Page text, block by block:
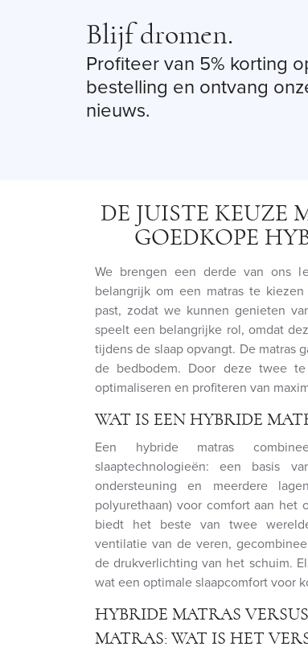
Blijf dromen.
Profiteer van 5% korting
bestelling en ontvang
nieuws.
DE JUISTE KEUZE
GOEDKOPE
We brengen een derde van ons
belangrijk om een matras te
past, zodat we kunnen genieten
speelt een belangrijke rol, omdat
tijdens de slaap opvangt. De matras
de bedbodem. Door deze twee
optimaliseren en profiteren van
WAT IS EEN HYBRIDE
Een hybride matras
slaaptechnologieën: een basis
ondersteuning en meerdere
polyurethaan) voor comfort aan het
biedt het beste van twee
ventilatie van de veren,
de drukverlichting van het schuim.
wat een optimale slaapcomfort voor
HYBRIDE MATRAS
MATRAS: WAT IS HET